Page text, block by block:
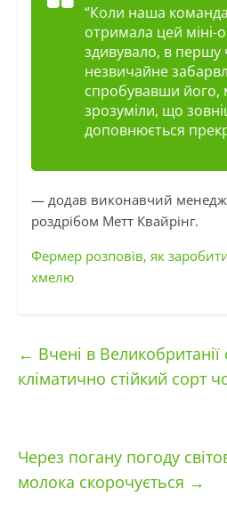
“Коли наша
отримала цей міні-
здивувало, в першу
незвичайне
спробувавши його,
зрозуміли, що
доповнюється
— додав виконавчий
роздрібом Метт Квайрінг.
Фермер розповів, як
хмелю
← Вчені в
кліматично стійкий сорт
Через погану погоду
молока скорочується →